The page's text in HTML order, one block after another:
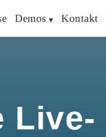
Demos Kontakt
Live-